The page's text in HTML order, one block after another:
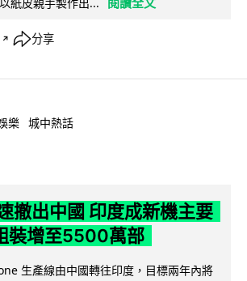
↗ 分享
樂 城中熱話
撤出中國 印度成新機主要
裝增至5500萬部
生產線由中國轉往印度，目標兩年內將